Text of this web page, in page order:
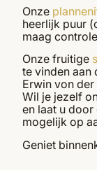
Onze
heerlijk puur
maag
Onze fruitige
te vinden aan
Erwin von
Wil je jezelf
en laat u
mogelijk op
Geniet